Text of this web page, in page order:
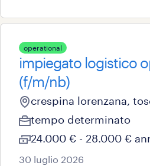
operational
impiegato logistico
(f/m/nb)
crespina lorenzana,
tempo determinato
24.000 € - 28.000 €
30 luglio 2026